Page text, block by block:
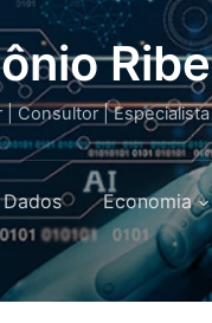
Consultor |
Economia